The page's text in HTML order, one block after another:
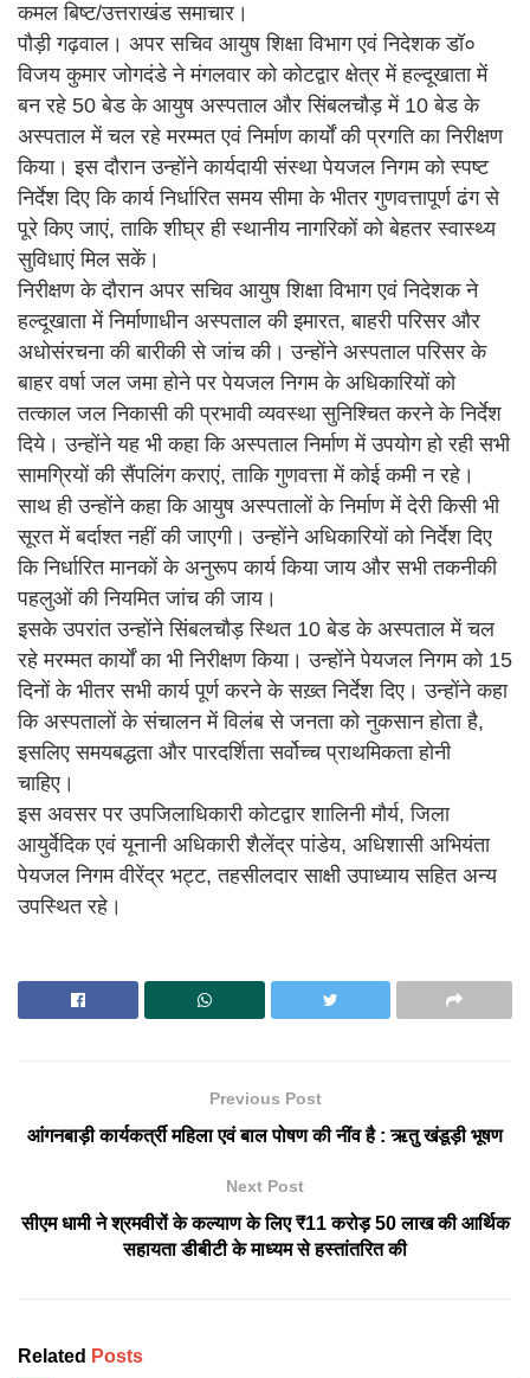
कमल बिष्ट/उत्तराखंड समाचार।
पौड़ी गढ़वाल। अपर सचिव आयुष शिक्षा विभाग एवं निदेशक डॉ०
विजय कुमार जोगदंडे ने मंगलवार को कोटद्वार क्षेत्र में हल्दूखाता में
बन रहे 50 बेड के आयुष अस्पताल और सिंबलचौड़ में 10 बेड के
अस्पताल में चल रहे मरम्मत एवं निर्माण कार्यों की प्रगति का निरीक्षण
किया। इस दौरान उन्होंने कार्यदायी संस्था पेयजल निगम को स्पष्ट
निर्देश दिए कि कार्य निर्धारित समय सीमा के भीतर गुणवत्तापूर्ण ढंग से
पूरे किए जाएं, ताकि शीघ्र ही स्थानीय नागरिकों को बेहतर स्वास्थ्य
सुविधाएं मिल सकें।
निरीक्षण के दौरान अपर सचिव आयुष शिक्षा विभाग एवं निदेशक ने
हल्दूखाता में निर्माणाधीन अस्पताल की इमारत, बाहरी परिसर और
अधोसंरचना की बारीकी से जांच की। उन्होंने अस्पताल परिसर के
बाहर वर्षा जल जमा होने पर पेयजल निगम के अधिकारियों को
तत्काल जल निकासी की प्रभावी व्यवस्था सुनिश्चित करने के निर्देश
दिये। उन्होंने यह भी कहा कि अस्पताल निर्माण में उपयोग हो रही सभी
सामग्रियों की सैंपलिंग कराएं, ताकि गुणवत्ता में कोई कमी न रहे।
साथ ही उन्होंने कहा कि आयुष अस्पतालों के निर्माण में देरी किसी भी
सूरत में बर्दाश्त नहीं की जाएगी। उन्होंने अधिकारियों को निर्देश दिए
कि निर्धारित मानकों के अनुरूप कार्य किया जाय और सभी तकनीकी
पहलुओं की नियमित जांच की जाय।
इसके उपरांत उन्होंने सिंबलचौड़ स्थित 10 बेड के अस्पताल में चल
रहे मरम्मत कार्यों का भी निरीक्षण किया। उन्होंने पेयजल निगम को 15
दिनों के भीतर सभी कार्य पूर्ण करने के सख़्त निर्देश दिए। उन्होंने कहा
कि अस्पतालों के संचालन में विलंब से जनता को नुकसान होता है,
इसलिए समयबद्धता और पारदर्शिता सर्वोच्च प्राथमिकता होनी
चाहिए।
इस अवसर पर उपजिलाधिकारी कोटद्वार शालिनी मौर्य, जिला
आयुर्वेदिक एवं यूनानी अधिकारी शैलेंद्र पांडेय, अधिशासी अभियंता
पेयजल निगम वीरेंद्र भट्ट, तहसीलदार साक्षी उपाध्याय सहित अन्य
उपस्थित रहे।
Previous Post
आंगनबाड़ी कार्यकर्त्री महिला एवं बाल पोषण की नींव है : ऋतु खंडूड़ी भूषण
Next Post
सीएम धामी ने श्रमवीरों के कल्याण के लिए ₹11 करोड़ 50 लाख की आर्थिक
सहायता डीबीटी के माध्यम से हस्तांतरित की
Related Posts